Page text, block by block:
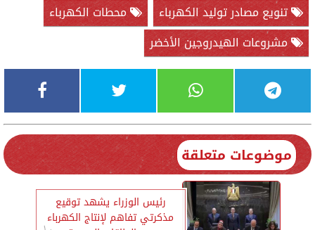
تنويع مصادر توليد الكهرباء
محطات الكهرباء
مشروعات الهيدروجين الأخضر
موضوعات متعلقة
رئيس الوزراء يشهد توقيع
مذكرتي تفاهم لإنتاج الكهرباء